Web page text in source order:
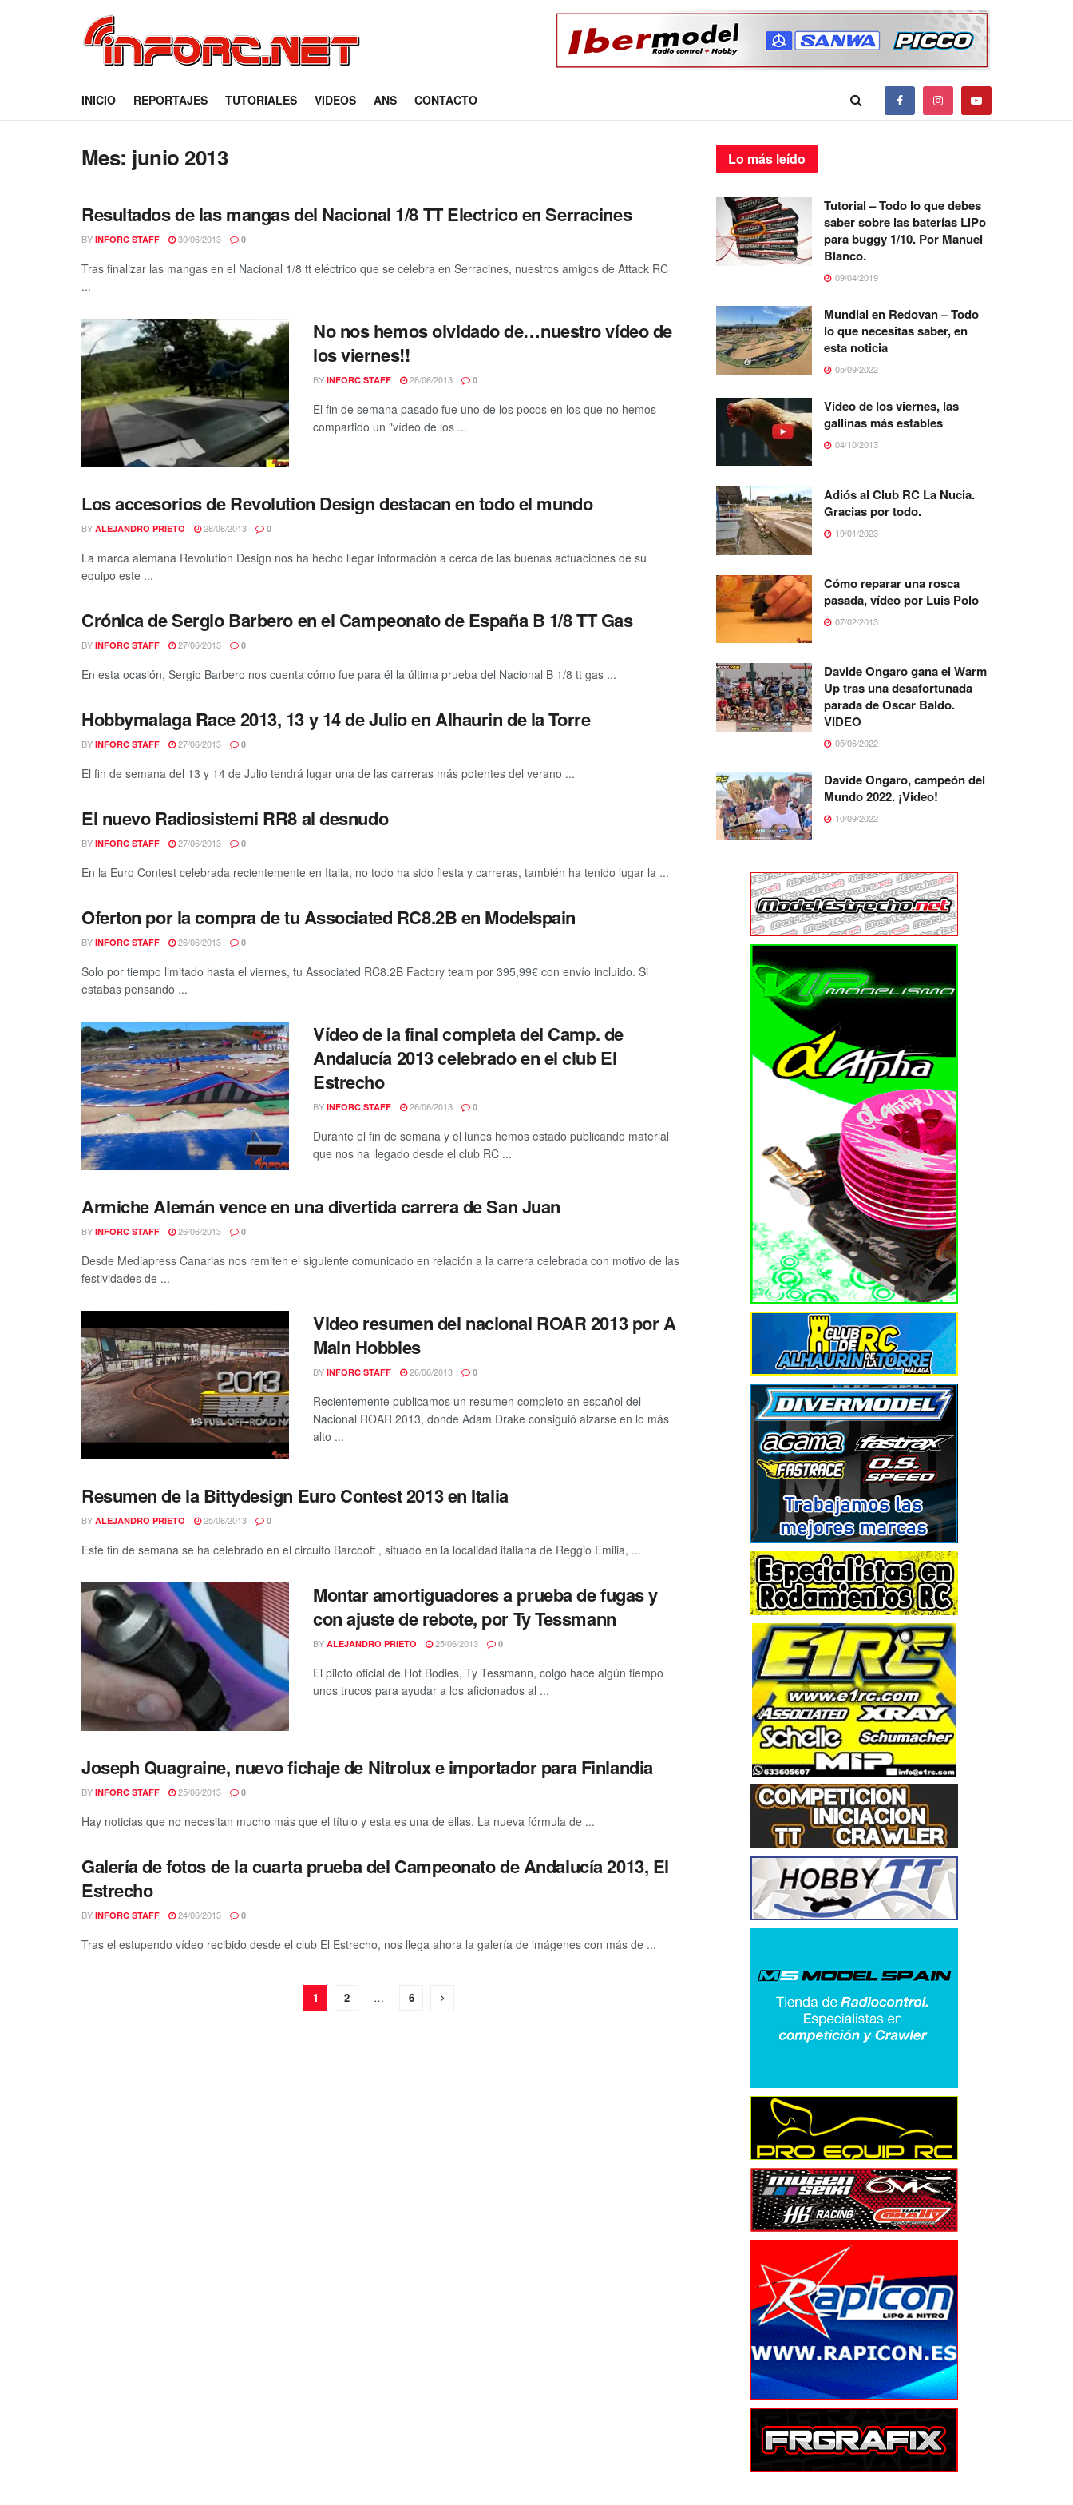
INICIO REPORTAJES TUTORIALES VIDEOS ANS CONTACTO
Mes: junio 2013
Resultados de las mangas del Nacional 1/8 TT Electrico en Serracines
BY INFORC STAFF 30/06/2013 0
Tras finalizar las mangas en el Nacional 1/8 tt eléctrico que se celebra en Serracines, nuestros amigos de Attack RC
...
No nos hemos olvidado de…nuestro vídeo de
los viernes!!
BY INFORC STAFF 28/06/2013 0
El fin de semana pasado fue uno de los pocos en los que no hemos
compartido un "vídeo de los ...
Los accesorios de Revolution Design destacan en todo el mundo
BY ALEJANDRO PRIETO 28/06/2013 0
La marca alemana Revolution Design nos ha hecho llegar información a cerca de las buenas actuaciones de su
equipo este ...
Crónica de Sergio Barbero en el Campeonato de España B 1/8 TT Gas
BY INFORC STAFF 27/06/2013 0
En esta ocasión, Sergio Barbero nos cuenta cómo fue para él la última prueba del Nacional B 1/8 tt gas ...
Hobbymalaga Race 2013, 13 y 14 de Julio en Alhaurin de la Torre
BY INFORC STAFF 27/06/2013 0
El fin de semana del 13 y 14 de Julio tendrá lugar una de las carreras más potentes del verano ...
El nuevo Radiosistemi RR8 al desnudo
BY INFORC STAFF 27/06/2013 0
En la Euro Contest celebrada recientemente en Italia, no todo ha sido fiesta y carreras, también ha tenido lugar la ...
Oferton por la compra de tu Associated RC8.2B en Modelspain
BY INFORC STAFF 26/06/2013 0
Solo por tiempo limitado hasta el viernes, tu Associated RC8.2B Factory team por 395,99€ con envío incluido. Si
estabas pensando ...
Vídeo de la final completa del Camp. de
Andalucía 2013 celebrado en el club El
Estrecho
BY INFORC STAFF 26/06/2013 0
Durante el fin de semana y el lunes hemos estado publicando material
que nos ha llegado desde el club RC ...
Armiche Alemán vence en una divertida carrera de San Juan
BY INFORC STAFF 26/06/2013 0
Desde Mediapress Canarias nos remiten el siguiente comunicado en relación a la carrera celebrada con motivo de las
festividades de ...
Video resumen del nacional ROAR 2013 por A
Main Hobbies
BY INFORC STAFF 26/06/2013 0
Recientemente publicamos un resumen completo en español del
Nacional ROAR 2013, donde Adam Drake consiguió alzarse en lo más
alto ...
Resumen de la Bittydesign Euro Contest 2013 en Italia
BY ALEJANDRO PRIETO 25/06/2013 0
Este fin de semana se ha celebrado en el circuito Barcooff , situado en la localidad italiana de Reggio Emilia, ...
Montar amortiguadores a prueba de fugas y
con ajuste de rebote, por Ty Tessmann
BY ALEJANDRO PRIETO 25/06/2013 0
El piloto oficial de Hot Bodies, Ty Tessmann, colgó hace algún tiempo
unos trucos para ayudar a los aficionados al ...
Joseph Quagraine, nuevo fichaje de Nitrolux e importador para Finlandia
BY INFORC STAFF 25/06/2013 0
Hay noticias que no necesitan mucho más que el título y esta es una de ellas. La nueva fórmula de ...
Galería de fotos de la cuarta prueba del Campeonato de Andalucía 2013, El
Estrecho
BY INFORC STAFF 24/06/2013 0
Tras el estupendo vídeo recibido desde el club El Estrecho, nos llega ahora la galería de imágenes con más de ...
1 2 … 6
Lo más leído
Tutorial – Todo lo que debes
saber sobre las baterías LiPo
para buggy 1/10. Por Manuel
Blanco.
09/04/2019
Mundial en Redovan – Todo
lo que necesitas saber, en
esta noticia
05/09/2022
Video de los viernes, las
gallinas más estables
04/10/2013
Adiós al Club RC La Nucia.
Gracias por todo.
19/01/2023
Cómo reparar una rosca
pasada, vídeo por Luis Polo
07/02/2013
Davide Ongaro gana el Warm
Up tras una desafortunada
parada de Oscar Baldo.
VIDEO
05/06/2022
Davide Ongaro, campeón del
Mundo 2022. ¡Video!
10/09/2022